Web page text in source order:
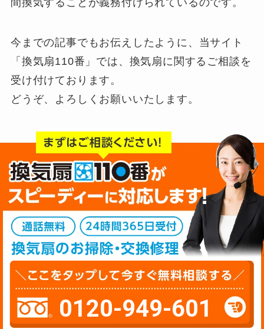
間換気することが義務付けられているのです。
今までの記事でもお伝えしたように、当サイト
「換気扇110番」では、換気扇に関するご相談を
受け付けております。
どうぞ、よろしくお願いいたします。
0120-949-601